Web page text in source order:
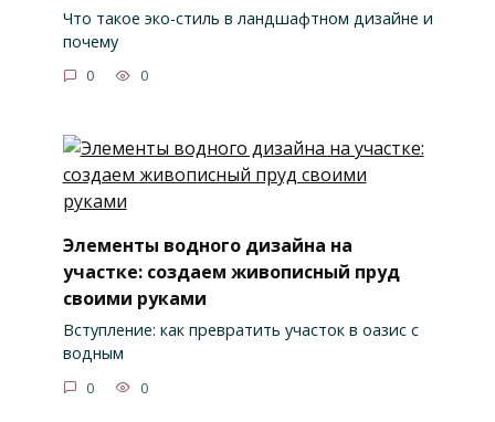
Что такое эко-стиль в ландшафтном дизайне и
почему
0 0
Элементы водного дизайна на
участке: создаем живописный пруд
своими руками
Вступление: как превратить участок в оазис с
водным
0 0